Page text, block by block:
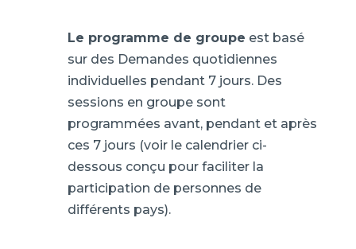
Le programme de groupe est basé
sur des Demandes quotidiennes
individuelles pendant 7 jours. Des
sessions en groupe sont
programmées avant, pendant et après
ces 7 jours (voir le calendrier ci-
dessous conçu pour faciliter la
participation de personnes de
différents pays).